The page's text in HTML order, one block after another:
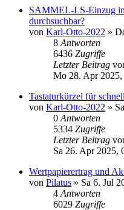
SAMMEL-LS-Einzug
durchsuchbar?
von Karl-Otto-2022 »
8 Antworten
6436 Zugriffe
Letzter Beitrag
Mo 28. Apr 2025,
Tastaturkürzel für
von Karl-Otto-2022 »
0 Antworten
5334 Zugriffe
Letzter Beitrag
Sa 26. Apr 2025,
Wertpapierertrag und
von Pilatus » Sa 6. Jul
4 Antworten
6029 Zugriffe